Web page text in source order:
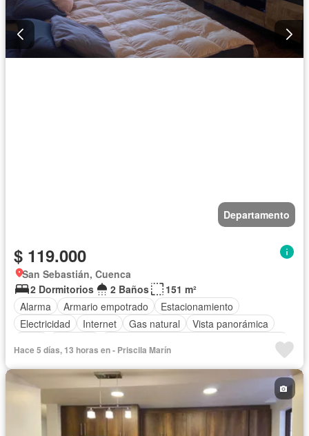
Departamento
$ 119.000
San Sebastián, Cuenca
2 Dormitorios
2 Baños
151 m²
Alarma
Armario empotrado
Estacionamiento
Electricidad
Internet Gas natural
Vista panorámica
Acceso para personas con discapacidad
Garita de guardianía
Ascensor Sin amoblar
Hace 5 días, 13 horas en - Priscila Marín